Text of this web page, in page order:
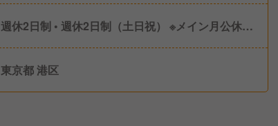
週休2日制 • 週休2日制（土日祝） ※メイン月公休8
東京都 港区